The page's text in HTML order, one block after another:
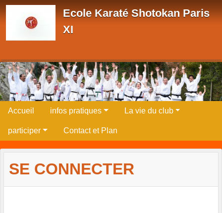
Ecole Karaté Shotokan Paris
XI
Accueil infos pratiques La vie du club
participer Contact et Plan
SE CONNECTER
Panneau de gestion des cookies